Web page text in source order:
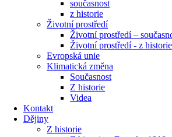
současnost
z historie
Životní prostředí
Životní prostředí –
Životní prostředí ​- z historie
Evropská unie
Klimatická změna
Současnost
Z historie
Videa
Kontakt
Dějiny
Z historie